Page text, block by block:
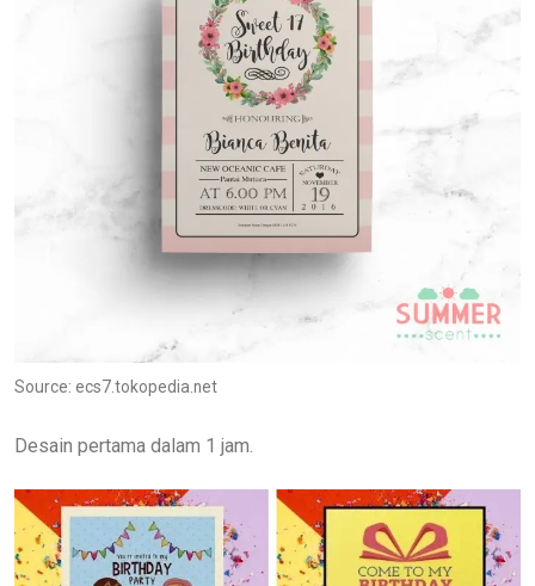
Source: ecs7.tokopedia.net
Desain pertama dalam 1 jam.